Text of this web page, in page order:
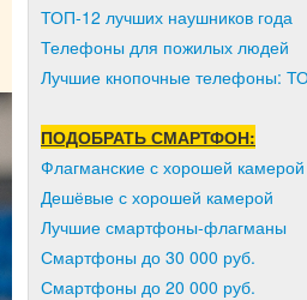
ТОП-12 лучших наушников года
Телефоны для пожилых людей
Лучшие кнопочные телефоны:
ПОДОБРАТЬ СМАРТФОН:
Флагманские с хорошей камерой
Дешёвые с хорошей камерой
Лучшие смартфоны-флагманы
Смартфоны до 30 000 руб.
Смартфоны до 20 000 руб.